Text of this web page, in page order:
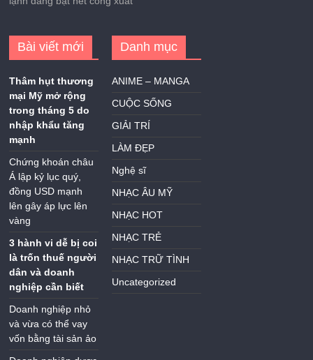
Bài viết mới
Thâm hụt thương
mại Mỹ mở rộng
trong tháng 5 do
nhập khẩu tăng
mạnh
Chứng khoán châu
Á lập kỷ lục quý,
đồng USD mạnh
lên gây áp lực lên
vàng
3 hành vi dễ bị coi
là trốn thuế người
dân và doanh
nghiệp cần biết
Doanh nghiệp nhỏ
và vừa có thể vay
vốn bằng tài sản ảo
Danh mục
ANIME – MANGA
CUỘC SỐNG
GIẢI TRÍ
LÀM ĐẸP
Nghệ sĩ
NHẠC ÂU MỸ
NHẠC HOT
NHẠC TRẺ
NHẠC TRỮ TÌNH
Uncategorized